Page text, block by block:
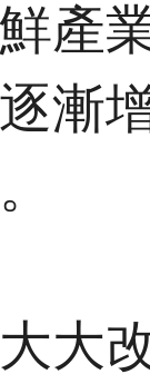
產
漸
大